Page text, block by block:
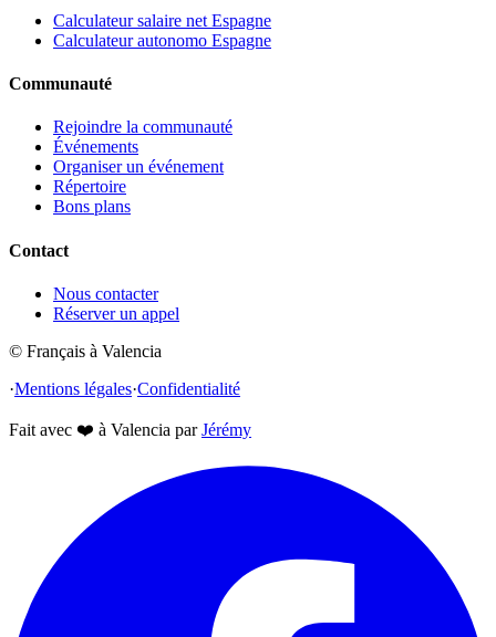
Calculateur salaire net Espagne
Calculateur autonomo Espagne
Communauté
Rejoindre la communauté
Événements
Organiser un événement
Répertoire
Bons plans
Contact
Nous contacter
Réserver un appel
© Français à Valencia
·Mentions légales·Confidentialité
Fait avec ❤️ à Valencia par Jérémy